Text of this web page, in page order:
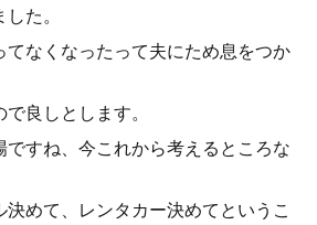
た。
てなくなったって夫にため息をつか
良しとします。
ですね、今これから考えるところな
めて、レンタカー決めてというこ